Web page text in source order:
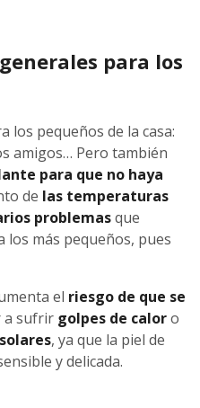
para los
los pequeños de la casa:
amigos… Pero también
para que no haya
de las temperaturas
problemasque
los más pequeños, pues
el riesgo de que se
a sufrir golpes de caloro
, ya que la piel de
y delicada.